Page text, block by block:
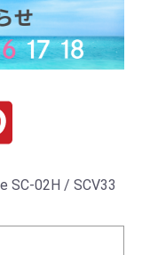
SC-02H / SCV33